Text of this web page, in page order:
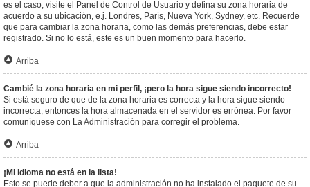
es el caso, visite el Panel de Control de Usuario y defina su zona horaria de
acuerdo a su ubicación, e.j. Londres, París, Nueva York, Sydney, etc. Recuerde
que para cambiar la zona horaria, como las demás preferencias, debe estar
registrado. Si no lo está, este es un buen momento para hacerlo.
Arriba
Cambié la zona horaria en mi perfil, ¡pero la hora sigue siendo incorrecto!
Si está seguro de que de la zona horaria es correcta y la hora sigue siendo
incorrecta, entonces la hora almacenada en el servidor es errónea. Por favor
comuníquese con La Administración para corregir el problema.
Arriba
¡Mi idioma no está en la lista!
Esto se puede deber a que la administración no ha instalado el paquete de su